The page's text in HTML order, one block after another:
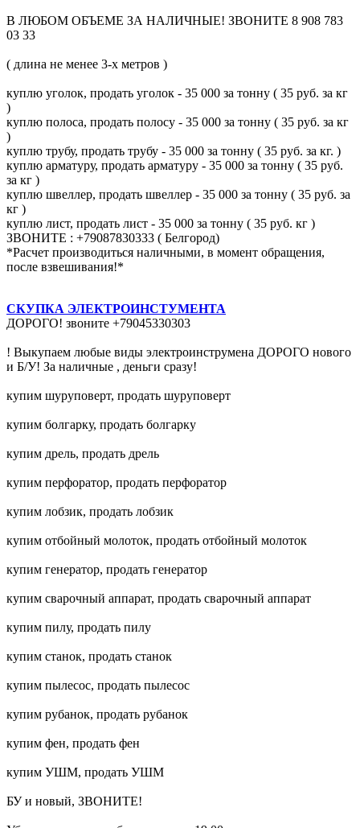
В ЛЮБОМ ОБЪЕМЕ ЗА НАЛИЧНЫЕ! ЗВОНИТЕ 8 908 783
03 33
( длина не менее 3-х метров )
куплю уголок, продать уголок - 35 000 за тонну ( 35 руб. за кг
)
куплю полоса, продать полосу - 35 000 за тонну ( 35 руб. за кг
)
куплю трубу, продать трубу - 35 000 за тонну ( 35 руб. за кг. )
куплю арматуру, продать арматуру - 35 000 за тонну ( 35 руб.
за кг )
куплю швеллер, продать швеллер - 35 000 за тонну ( 35 руб. за
кг )
куплю лист, продать лист - 35 000 за тонну ( 35 руб. кг )
ЗВОНИТЕ : +79087830333 ( Белгород)
*Расчет производиться наличными, в момент обращения,
после взвешивания!*
СКУПКА ЭЛЕКТРОИНСТУМЕНТА
ДОРОГО! звоните +79045330303
! Выкупаем любые виды электроинструмена ДОРОГО нового
и Б/У! За наличные , деньги сразу!
купим шуруповерт, продать шуруповерт
купим болгарку, продать болгарку
купим дрель, продать дрель
купим перфоратор, продать перфоратор
купим лобзик, продать лобзик
купим отбойный молоток, продать отбойный молоток
купим генератор, продать генератор
купим сварочный аппарат, продать сварочный аппарат
купим пилу, продать пилу
купим станок, продать станок
купим пылесос, продать пылесос
купим рубанок, продать рубанок
купим фен, продать фен
купим УШМ, продать УШМ
БУ и новый, ЗВОНИТЕ!